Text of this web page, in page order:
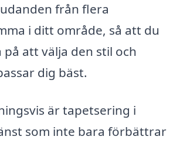
från flera
i ditt område, så att du
på att välja den stil och
dig bäst.
är tapetsering i
som inte bara förbättrar